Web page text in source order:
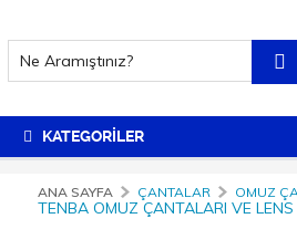
KATEGORİLER
ANA SAYFA ÇANTALAR OMUZ
TENBA OMUZ ÇANTALARI VE